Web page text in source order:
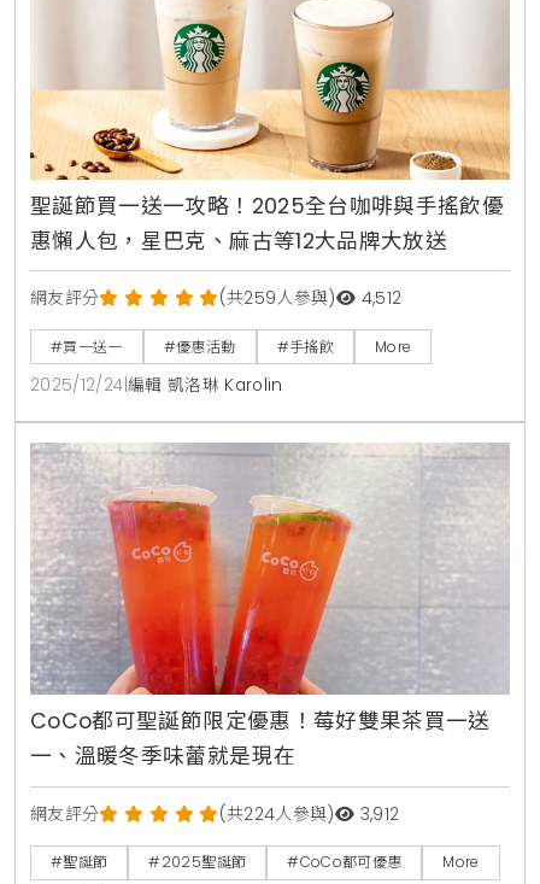
聖誕節買一送一攻略！2025全台咖啡與手搖飲優
惠懶人包，星巴克、麻古等12大品牌大放送
網友評分 (共259人參與) 4,512
#買一送一 #優惠活動 #手搖飲 More
2025/12/24 編輯 凱洛琳 Karolin
CoCo都可聖誕節限定優惠！莓好雙果茶買一送
一、溫暖冬季味蕾就是現在
網友評分 (共224人參與) 3,912
#聖誕節 #2025聖誕節 #CoCo都可優惠 More